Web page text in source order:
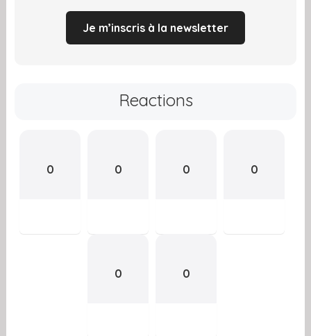
Je m’inscris à la newsletter
Reactions
0 0 0 0
0 0